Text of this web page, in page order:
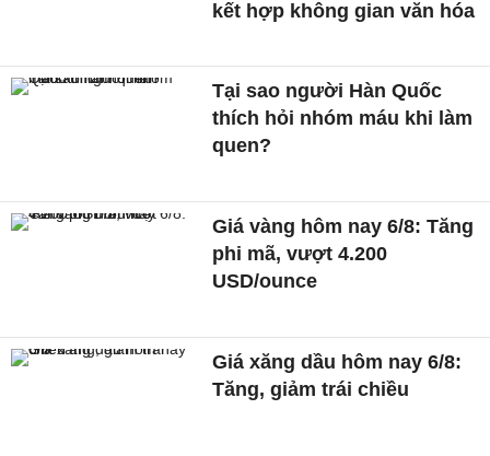
kết hợp không gian văn hóa
Tại sao người Hàn Quốc
thích hỏi nhóm máu khi làm
quen?
Giá vàng hôm nay 6/8: Tăng
phi mã, vượt 4.200
USD/ounce
Giá xăng dầu hôm nay 6/8:
Tăng, giảm trái chiều